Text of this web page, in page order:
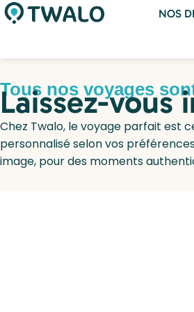
NOS
Tous nos voyages
Laissez-vous
Chez Twalo, le voyage parfait est
personnalisé selon vos
image, pour des moments